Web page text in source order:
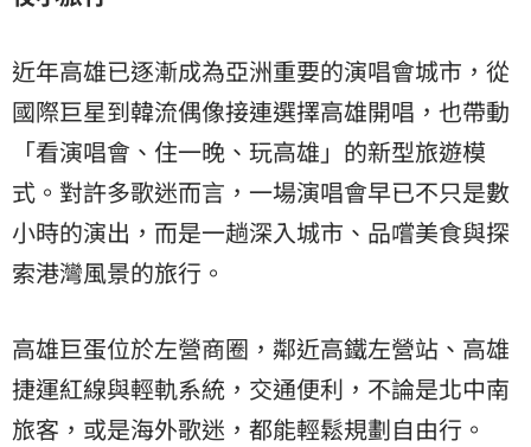
近年高雄已逐漸成為亞洲重要的演唱會城市，從
國際巨星到韓流偶像接連選擇高雄開唱，也帶動
「看演唱會、住一晚、玩高雄」的新型旅遊模
式。對許多歌迷而言，一場演唱會早已不只是數
小時的演出，而是一趟深入城市、品嚐美食與探
索港灣風景的旅行。
高雄巨蛋位於左營商圈，鄰近高鐵左營站、高雄
捷運紅線與輕軌系統，交通便利，不論是北中南
旅客，或是海外歌迷，都能輕鬆規劃自由行。